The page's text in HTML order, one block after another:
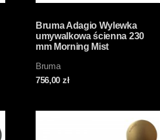
Bruma Adagio Wylewka
umywalkowa ścienna 230
mm Morning Mist
Bruma
756,00 zł